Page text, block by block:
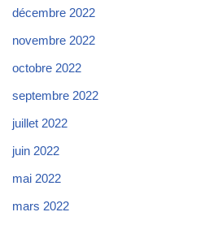
décembre 2022
novembre 2022
octobre 2022
septembre 2022
juillet 2022
juin 2022
mai 2022
mars 2022